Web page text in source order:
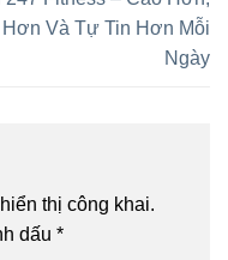
Và Tự Tin Hơn Mỗi
Ngày
thị công khai.
dấu *